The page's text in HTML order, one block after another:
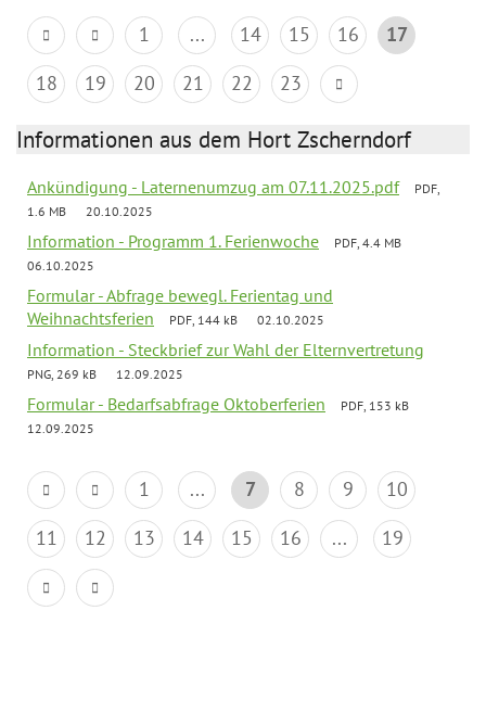
1 ... 14 15 16
17
18
19 20 21 22 23
Informationen aus dem Hort Zscherndorf
Ankündigung - Laternenumzug am 07.11.2025.pdf
PDF,
1.6 MB
20.10.2025
Information - Programm 1. Ferienwoche
PDF, 4.4 MB
06.10.2025
Formular - Abfrage bewegl. Ferientag und
Weihnachtsferien
PDF, 144 kB 02.10.2025
Information - Steckbrief zur Wahl der Elternvertretung
PNG, 269 kB 12.09.2025
Formular - Bedarfsabfrage Oktoberferien
PDF, 153 kB
12.09.2025
1 ... 7 8 9
10
11
12 13 14 15 16 ... 19